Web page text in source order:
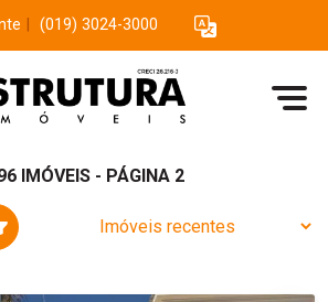
(019) 3024-3000
IMÓVEIS - PÁGINA 2